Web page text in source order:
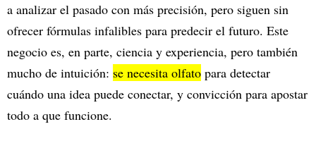
a analizar el pasado con más precisión, pero siguen sin
ofrecer fórmulas infalibles para predecir el futuro. Este
negocio es, en parte, ciencia y experiencia, pero también
mucho de intuición: se necesita olfato para detectar
cuándo una idea puede conectar, y convicción para apostar
todo a que funcione.